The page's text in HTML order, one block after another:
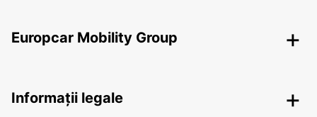
Europcar Mobility Group
Informații legale